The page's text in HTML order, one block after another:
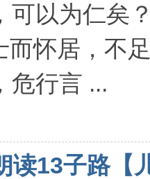
可以为仁矣
而怀居，不
危行言 ...
读13子路【